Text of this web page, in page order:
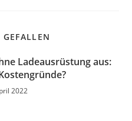
Ladeausrüstung aus:
2022